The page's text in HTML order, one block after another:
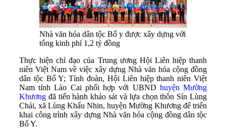
Nhà văn hóa dân tộc Bố y được xây dựng với
tổng kinh phí 1,2 tỷ đồng
Thực hiện chỉ đạo của Trung ương Hội Liên hiệp thanh
niên Việt Nam về việc xây dựng Nhà văn hóa cộng đồng
dân tộc Bố Y; Tỉnh đoàn, Hội Liên hiệp thanh niên Việt
Nam tỉnh Lào Cai phối hợp với UBND huyện Mường
Khương đã tiến hành khảo sát và lựa chọn thôn Sín Lùng
Chải, xã Lùng Khấu Nhin, huyện Mường Khương để triển
khai công trình xây dựng Nhà văn hóa cộng đồng dân tộc
Bố Y.